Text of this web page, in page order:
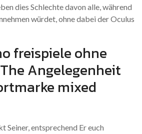
dies Schlechte davon alle, während
würdet, ohne dabei der Oculus
freispiele ohne
Angelegenheit
mixed
Seiner, entsprechend Er euch